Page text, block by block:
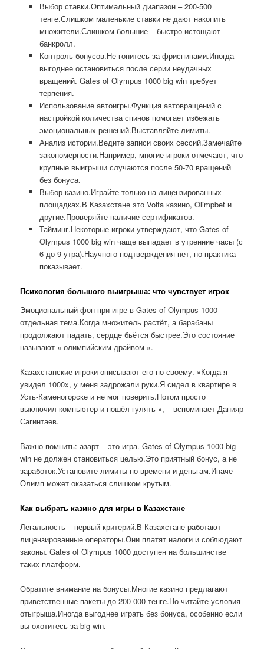
Выбор ставки.Оптимальный диапазон – 200-500
тенге.Слишком маленькие ставки не дают накопить
множители.Слишком большие – быстро истощают
банкролл.
Контроль бонусов.Не гонитесь за фриспинами.Иногда
выгоднее остановиться после серии неудачных
вращений. Gates of Olympus 1000 big win требует
терпения.
Использование автоигры.Функция автовращений с
настройкой количества спинов помогает избежать
эмоциональных решений.Выставляйте лимиты.
Анализ истории.Ведите записи своих сессий.Замечайте
закономерности.Например, многие игроки отмечают, что
крупные выигрыши случаются после 50-70 вращений
без бонуса.
Выбор казино.Играйте только на лицензированных
площадках.В Казахстане это Volta казино, Olimpbet и
другие.Проверяйте наличие сертификатов.
Тайминг.Некоторые игроки утверждают, что Gates of
Olympus 1000 big win чаще выпадает в утренние часы (с
6 до 9 утра).Научного подтверждения нет, но практика
показывает.
Психология большого выигрыша: что чувствует игрок
Эмоциональный фон при игре в Gates of Olympus 1000 –
отдельная тема.Когда множитель растёт, а барабаны
продолжают падать, сердце бьётся быстрее.Это состояние
называют « олимпийским драйвом ».
Казахстанские игроки описывают его по-своему. »Когда я
увидел 1000x, у меня задрожали руки.Я сидел в квартире в
Усть-Каменогорске и не мог поверить.Потом просто
выключил компьютер и пошёл гулять », – вспоминает Данияр
Сагинтаев.
Важно помнить: азарт – это игра. Gates of Olympus 1000 big
win не должен становиться целью.Это приятный бонус, а не
заработок.Установите лимиты по времени и деньгам.Иначе
Олимп может оказаться слишком крутым.
Как выбрать казино для игры в Казахстане
Легальность – первый критерий.В Казахстане работают
лицензированные операторы.Они платят налоги и соблюдают
законы. Gates of Olympus 1000 доступен на большинстве
таких платформ.
Обратите внимание на бонусы.Многие казино предлагают
приветственные пакеты до 200 000 тенге.Но читайте условия
отыгрыша.Иногда выгоднее играть без бонуса, особенно если
вы охотитесь за big win.